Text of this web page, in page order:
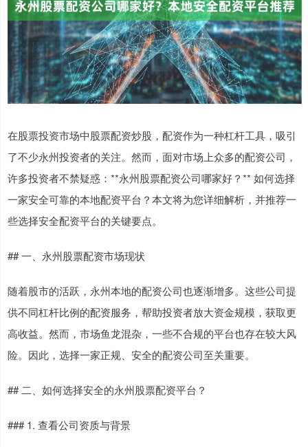
在股票投资市场中股票配资炒股，配资作为一种杠杆工具，吸引
了不少永州投资者的关注。然而，面对市场上众多的配资公司，
许多投资者不禁疑惑：**永州股票配资公司哪家好？** 如何选择
一家安全可靠的本地配资平台？本文将为您详细解析，并推荐一
些选择安全配资平台的关键要点。
## 一、永州股票配资市场现状
随着股市的活跃，永州本地的配资公司也逐渐增多。这些公司提
供不同杠杆比例的配资服务，帮助投资者放大资金规模，获取更
高收益。然而，市场鱼龙混杂，一些不合规的平台也存在较大风
险。因此，选择一家正规、安全的配资公司至关重要。
## 二、如何选择安全的永州股票配资平台？
### 1. 查看公司资质与背景